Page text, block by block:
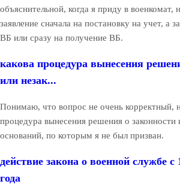
объяснительной, когда я приду в военкомат,
заявление сначала на постановку на учет, а
ВБ или сразу на получение ВБ.
какова процедура вынесения
или незак...
Понимаю, что вопрос не очень корректный,
процедура вынесения решения о законности
оснований, по которым я не был призван.
действие закона о военной службе с
года